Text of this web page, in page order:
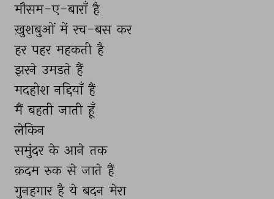
मौसम-ए-बाराँ है
ख़ुशबुओं में रच-बस कर
हर पहर महकती है
झरने उमडते हैं
मदहोश नद्दियाँ हैं
मैं बहती जाती हूँ
लेकिन
समुंदर के आने तक
क़दम रुक से जाते हैं
गुनहगार है ये बदन मेरा